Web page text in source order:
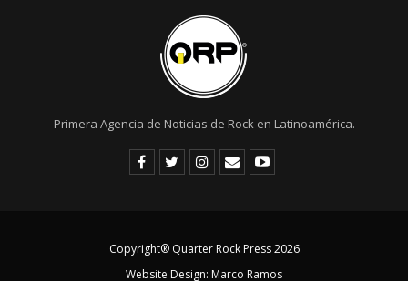
Primera Agencia de Noticias de Rock en Latinoamérica.
Copyright® Quarter Rock Press 2026
Website Design: Marco Ramos